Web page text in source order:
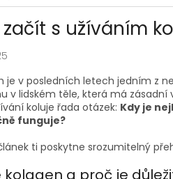
začít s užíváním
je v posledních letech jedním z
v lidském těle, která má zásadní
koluje řada otázek: Kdy je
funguje?
ti poskytne srozumitelný
kolagen a proč je